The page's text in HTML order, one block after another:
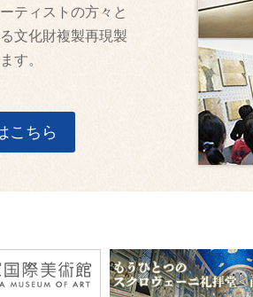
ティストの方々と
文化財複製再現製
す。
こちら